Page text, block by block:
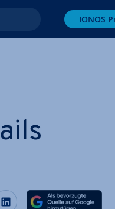
IONOS
teilen
Twitter teilen
Auf LinkedIn teilen